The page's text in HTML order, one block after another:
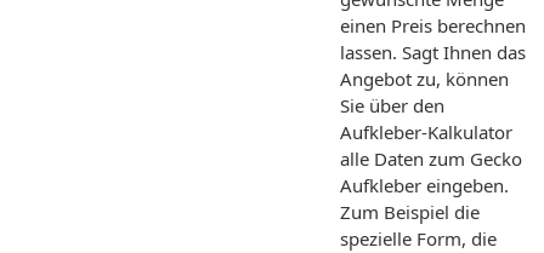
einen Preis berechnen
lassen. Sagt Ihnen das
Angebot zu, können
Sie über den
Aufkleber-Kalkulator
alle Daten zum Gecko
Aufkleber eingeben.
Zum Beispiel die
spezielle Form, die